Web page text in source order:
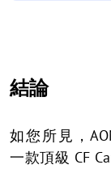
結論
如您所見，
一款頂級 CF